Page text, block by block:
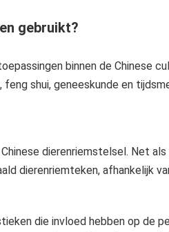
gebruikt?
binnen de Chinese
shui, geneeskunde en
dierenriemstelsel. Net
dierenriemteken, afhankelijk
die invloed hebben op de